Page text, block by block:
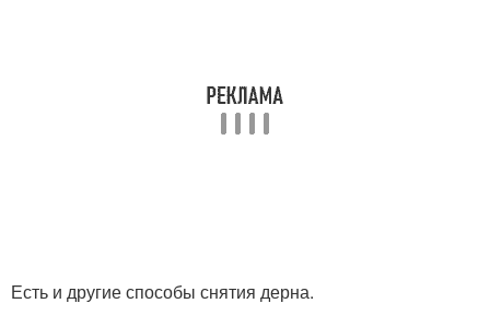
Есть и другие способы снятия дерна.